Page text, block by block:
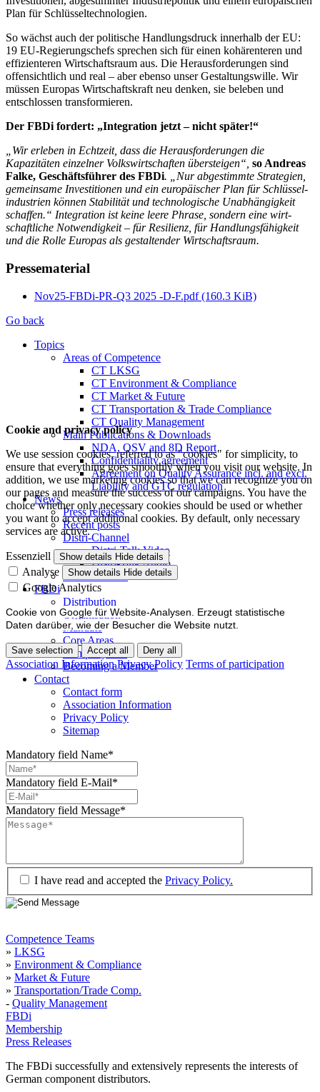
Plan für Schlüssel­tech­no­logien.
So wächst auch der politische Handlungsdruck innerhalb der EU:
19 EU-Regierungschefs sprechen sich für einen ko­hä­ren­teren und
effizienteren Wirtschaftsraum aus. Die Herausforderungen sind
offensichtlich und real – aber ebenso unser Ge­stal­tungs­wille. Wir
müssen Europas Wirt­schafts­kraft neu denken, sie beleben und
entschlossen transformieren.
Der FBDi fordert: „Integration jetzt – nicht später!“
„Wir erleben in Echtzeit, dass die Heraus­for­de­rungen die
Kapazitäten einzelner Volks­wirt­schaf­ten über­steigen“, so Andreas
Falke, Ge­schäfts­führer des FBDi. „Nur abgestimmte Strategien,
gemein­same In­ves­ti­tionen und ein europäischer Plan für Schlüssel­
in­dus­trien können Stabilität und technologische Unabhängigkeit
schaffen.“ Integration ist keine leere Phrase, sondern eine wirt­
schaft­liche Notwendigkeit – für Resilienz, für Han­dlungs­fähigkeit
und die Rolle Europas als gestaltender Wirtschaftsraum.
Pressematerial
Nov25-FBDi-PR-Q3 2025 -D-F.pdf(160.3 KiB)
Go back
Topics
Areas of Competence
CT LKSG
CT Environment & Compliance
CT Market & Future
CT Transportation & Trade Compliance
CT Quality Management
Main Publications & Downloads
NDA, QSV and 8D Report
Confidentiality agreement
Agreement on Quality Assurance incl. and excl.
Liability and GTC regulation
News
Press releases
Recent posts
Distri-Channel
Distri-Talk Video
Distri-Talk Audio
Events / Dates
FBDi
Distribution
Organisation
Mandate
Core Areas
Company lists
Becoming a Member
Contact
Contact form
Association Information
Privacy Policy
Sitemap
Mandatory field Name*
Mandatory field E-Mail*
Mandatory field Message*
I have read and accepted the Privacy Policy.
Competence Teams
» LKSG
» Environment & Compliance
» Market & Future
» Transportation/Trade Comp.
- Quality Management
FBDi
Membership
Press Releases
The FBDi successfully and extensively represents the interests of
German component distributors.
Cookie and privacy policy
We use session cookies, referred to as "cookies" for simplicity, to
ensure that everything goes smoothly when you visit our website. In
addition, we use marketing cookies so that we can recognize you on
our pages and measure the success of our campaigns. You have the
choice whether only necessary cookies should be used or whether
you want to accept additional cookies. By default, only necessary
services are active.
Essenziell Show details Hide details
Analyse Show details Hide details
Google Analytics
Cookie von Google für Website-Analysen. Erzeugt statistische
Daten darüber, wie der Besucher die Website nutzt.
Save selection Accept all Deny all
Association Information Privacy Policy Terms of participation